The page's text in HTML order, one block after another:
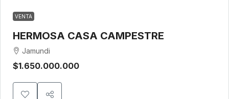
VENTA
HERMOSA CASA CAMPESTRE
Jamundi
$1.650.000.000